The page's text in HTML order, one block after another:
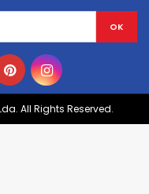
All Rights Reserved.